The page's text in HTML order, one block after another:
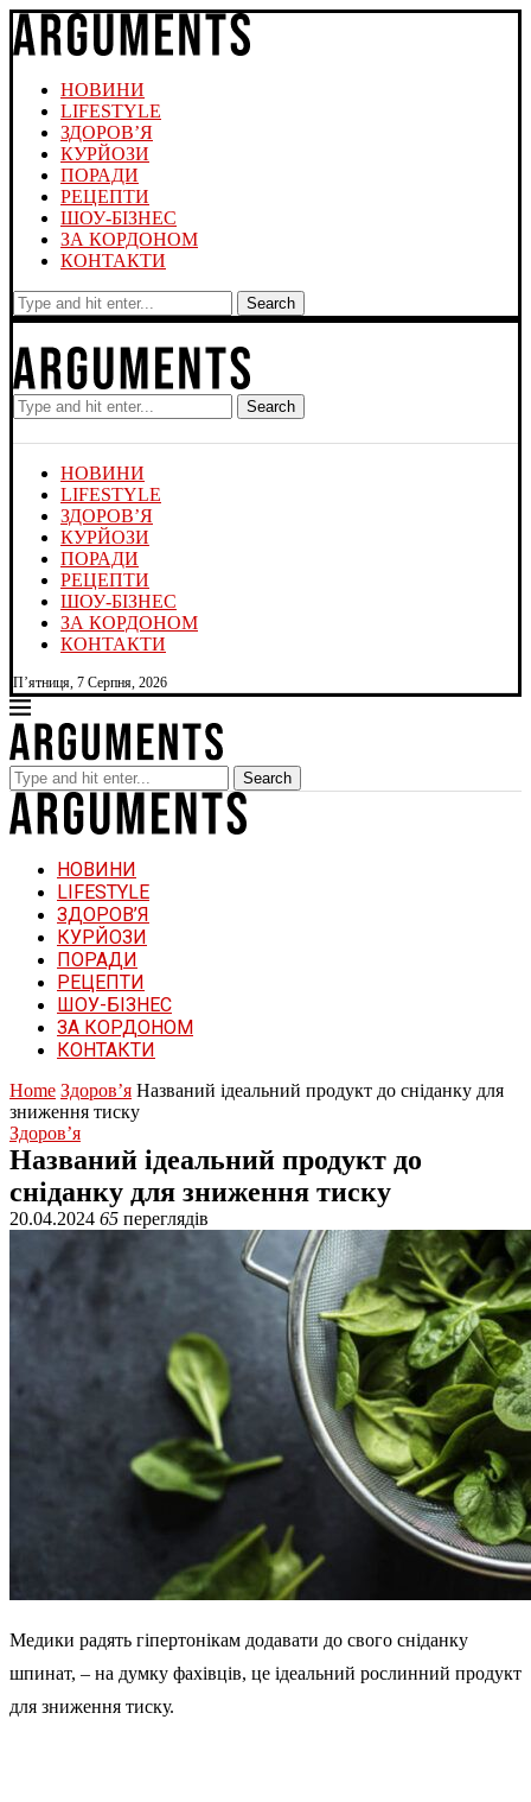
НОВИНИ
LIFESTYLE
ЗДОРОВ’Я
КУРЙОЗИ
ПОРАДИ
РЕЦЕПТИ
ШОУ-БІЗНЕС
ЗА КОРДОНОМ
КОНТАКТИ
Search
Search
НОВИНИ
LIFESTYLE
ЗДОРОВ’Я
КУРЙОЗИ
ПОРАДИ
РЕЦЕПТИ
ШОУ-БІЗНЕС
ЗА КОРДОНОМ
КОНТАКТИ
П’ятниця, 7 Серпня, 2026
Search
НОВИНИ
LIFESTYLE
ЗДОРОВ’Я
КУРЙОЗИ
ПОРАДИ
РЕЦЕПТИ
ШОУ-БІЗНЕС
ЗА КОРДОНОМ
КОНТАКТИ
Home Здоров’я Названий ідеальний продукт до сніданку для
зниження тиску
Здоров’я
Названий ідеальний продукт до
сніданку для зниження тиску
20.04.2024 65 переглядів
Медики радять гіпертонікам додавати до свого сніданку
шпинат, – на думку фахівців, це ідеальний рослинний продукт
для зниження тиску.